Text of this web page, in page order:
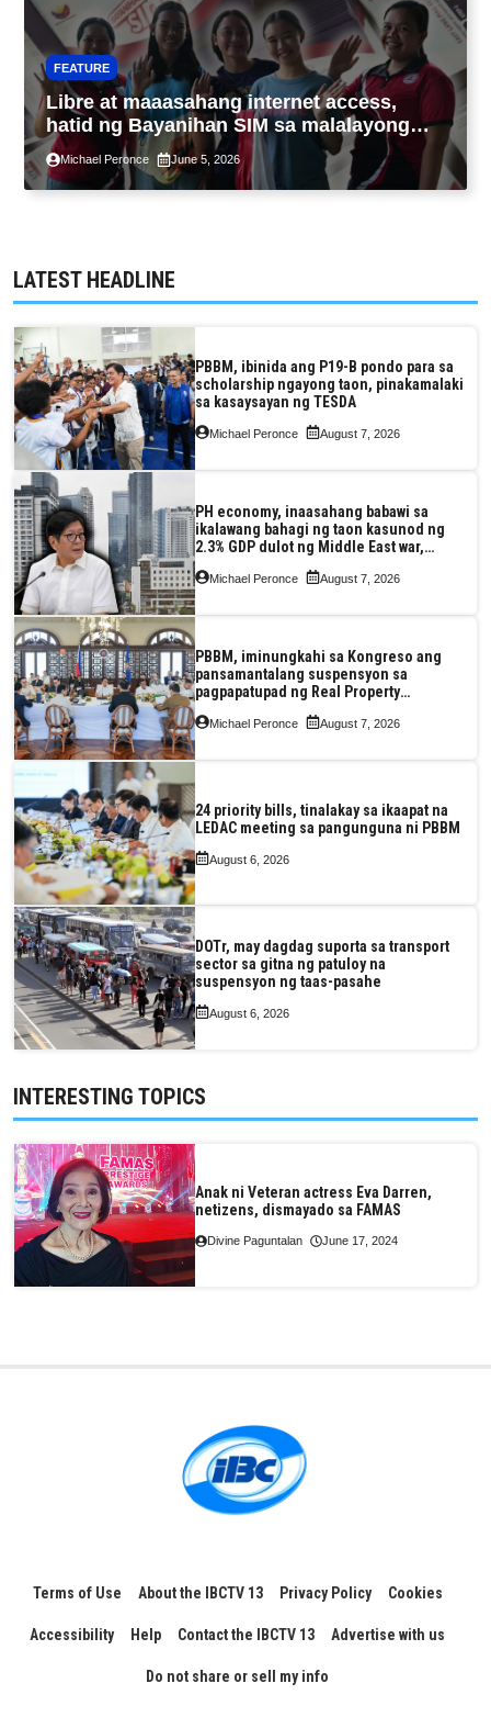
FEATURE
Libre at maaasahang internet access,
hatid ng Bayanihan SIM sa malalayong
komunidad sa Guimaras
Michael Peronce June 5, 2026
LATEST HEADLINE
PBBM, ibinida ang P19-B pondo para sa
scholarship ngayong taon, pinakamalaki
sa kasaysayan ng TESDA
Michael Peronce August 7, 2026
PH economy, inaasahang babawi sa
ikalawang bahagi ng taon kasunod ng
2.3% GDP dulot ng Middle East war,
pagkaantala ng public construction
Michael Peronce August 7, 2026
PBBM, iminungkahi sa Kongreso ang
pansamantalang suspensyon sa
pagpapatupad ng Real Property
Valuation and Assessment Reform Act
Michael Peronce August 7, 2026
24 priority bills, tinalakay sa ikaapat na
LEDAC meeting sa pangunguna ni PBBM
August 6, 2026
DOTr, may dagdag suporta sa transport
sector sa gitna ng patuloy na
suspensyon ng taas-pasahe
August 6, 2026
INTERESTING TOPICS
Anak ni Veteran actress Eva Darren,
netizens, dismayado sa FAMAS
Divine Paguntalan June 17, 2024
Terms of Use About the IBCTV 13 Privacy Policy Cookies
Accessibility Help Contact the IBCTV 13 Advertise with us
Do not share or sell my info